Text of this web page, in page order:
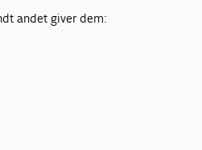
andet giver dem: